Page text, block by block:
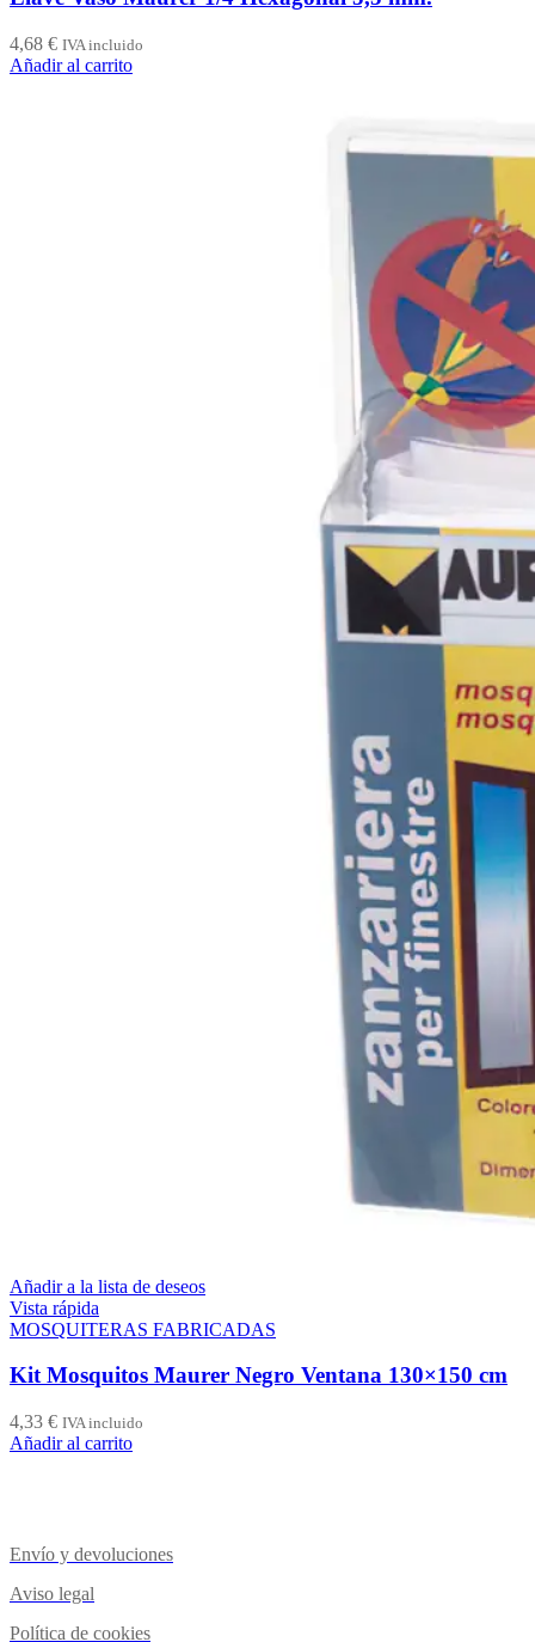
4,68 € IVA incluido
Añadir al carrito
Añadir a la lista de deseos
Vista rápida
MOSQUITERAS FABRICADAS
Kit Mosquitos Maurer Negro Ventana 130×150 cm
4,33 € IVA incluido
Añadir al carrito
Envío y devoluciones
Aviso legal
Política de cookies